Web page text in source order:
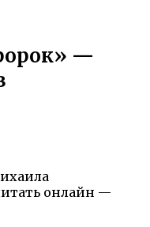
—
онлайн —